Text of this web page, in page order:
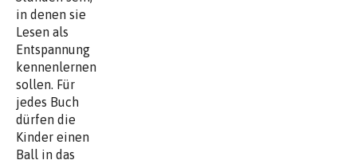
in denen sie
Lesen als
Entspannung
kennenlernen
sollen. Für
jedes Buch
dürfen die
Kinder einen
Ball in das